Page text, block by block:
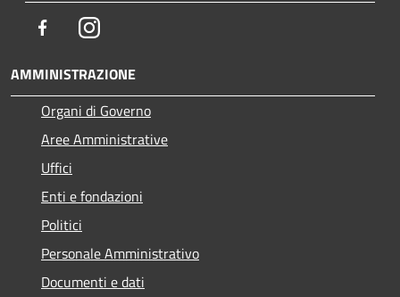
FacebookInstagram
AMMINISTRAZIONE
Organi di Governo
Aree Amministrative
Uffici
Enti e fondazioni
Politici
Personale Amministrativo
Documenti e dati